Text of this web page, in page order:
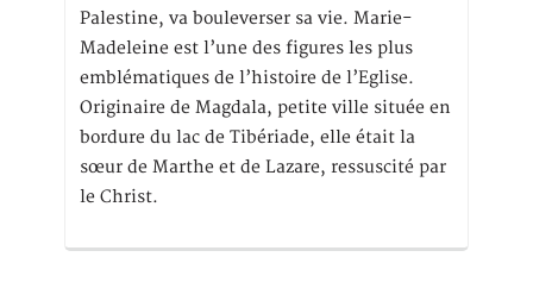
Palestine, va bouleverser sa vie. Marie-
Madeleine est l’une des figures les plus
emblématiques de l’histoire de l’Eglise.
Originaire de Magdala, petite ville située en
bordure du lac de Tibériade, elle était la
sœur de Marthe et de Lazare, ressuscité par
le Christ.